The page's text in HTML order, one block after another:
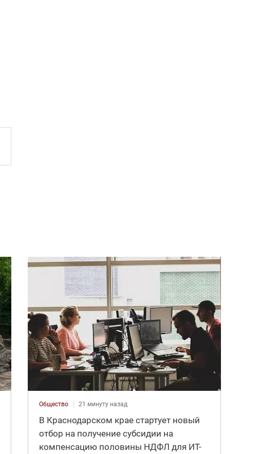
Общество 21 минуту назад
В Краснодарском крае стартует новый
отбор на получение субсидии на
компенсацию половины НДФЛ для ИT-